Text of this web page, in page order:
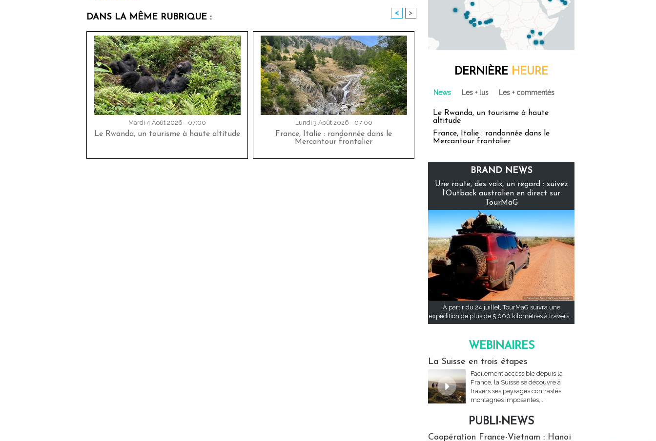
DANS LA MÊME RUBRIQUE : < >
Mardi 4 Août 2026 - 07:00
Le Rwanda, un tourisme à haute altitude
Lundi 3 Août 2026 - 07:00
France, Italie : randonnée dans le
Mercantour frontalier
DERNIÈRE HEURE
News Les + lus Les + commentés
Le Rwanda, un tourisme à haute
altitude
France, Italie : randonnée dans le
Mercantour frontalier
BRAND NEWS
Une route, des voix, un regard : suivez
l’Outback australien en direct sur
TourMaG
À partir du 24 juillet, TourMaG suivra une
expédition de plus de 5 000 kilomètres à travers...
WEBINAIRES
La Suisse en trois étapes
Facilement accessible depuis la
France, la Suisse se découvre à
travers ses paysages contrastés,
montagnes imposantes,...
PUBLI-NEWS
Coopération France-Vietnam : Hanoï